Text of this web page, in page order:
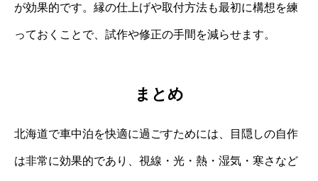
が効果的です。縁の仕上げや取付方法も最初に構想を練
っておくことで、試作や修正の手間を減らせます。
まとめ
北海道で車中泊を快適に過ごすためには、目隠しの自作
は非常に効果的であり、視線・光・熱・湿気・寒さなど